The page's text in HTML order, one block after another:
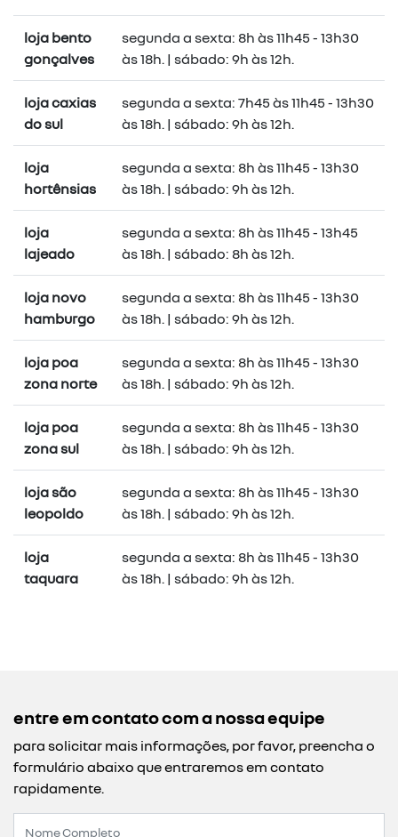
loja bento
gonçalves
segunda a sexta: 8h às 11h45 - 13h30
às 18h. | sábado: 9h às 12h.
loja caxias
do sul
segunda a sexta: 7h45 às 11h45 - 13h30
às 18h. | sábado: 9h às 12h.
loja
hortênsias
segunda a sexta: 8h às 11h45 - 13h30
às 18h. | sábado: 9h às 12h.
loja
lajeado
segunda a sexta: 8h às 11h45 - 13h45
às 18h. | sábado: 8h às 12h.
loja novo
hamburgo
segunda a sexta: 8h às 11h45 - 13h30
às 18h. | sábado: 9h às 12h.
loja poa
zona norte
segunda a sexta: 8h às 11h45 - 13h30
às 18h. | sábado: 9h às 12h.
loja poa
zona sul
segunda a sexta: 8h às 11h45 - 13h30
às 18h. | sábado: 9h às 12h.
loja são
leopoldo
segunda a sexta: 8h às 11h45 - 13h30
às 18h. | sábado: 9h às 12h.
loja
taquara
segunda a sexta: 8h às 11h45 - 13h30
às 18h. | sábado: 9h às 12h.
entre em contato com a nossa equipe
para solicitar mais informações, por favor, preencha o
formulário abaixo que entraremos em contato
rapidamente.